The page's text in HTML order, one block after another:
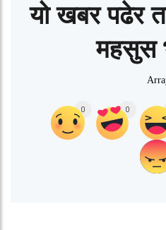
यो खबर पढेर
महसुस
0 0